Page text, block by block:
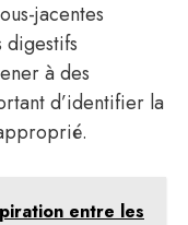
jacentes
à des
d’identifier la
entre les